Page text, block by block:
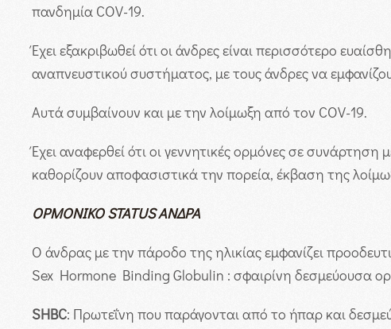
πανδημία COV-19.
Έχει εξακριβωθεί ότι οι άνδρες είναι περισσότερο
αναπνευστικού συστήματος, με τους άνδρες να
Αυτά συμβαίνουν και με την λοίμωξη από τον COV-19.
Έχει αναφερθεί ότι οι γεννητικές ορμόνες σε
καθορίζουν αποφασιστικά την πορεία, έκβαση της
ΟΡΜΟΝΙΚΟSTATUSΑΝΔΡΑ
Ο άνδρας με την πάροδο της ηλικίας εμφανίζει
Sex Hormone Binding Globulin : σφαιρίνη δεσμεύουσα
SHBC: Πρωτεΐνη που παράγονται από το ήπαρ και